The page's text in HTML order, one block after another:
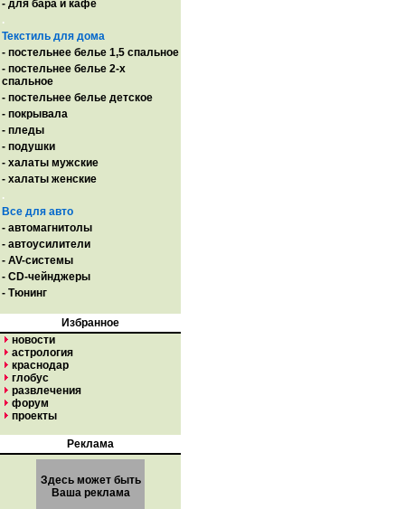
- для бара и кафе
.
Текстиль для дома
- постельнее белье 1,5 спальное
- постельнее белье 2-х
спальное
- постельнее белье детское
- покрывала
- пледы
- подушки
- халаты мужские
- халаты женские
.
Все для авто
- автомагнитолы
- автоусилители
- AV-системы
- CD-чейнджеры
- Тюнинг
Избранное
новости
астрология
краснодар
глобус
развлечения
форум
проекты
Реклама
Здесь может быть
Ваша реклама